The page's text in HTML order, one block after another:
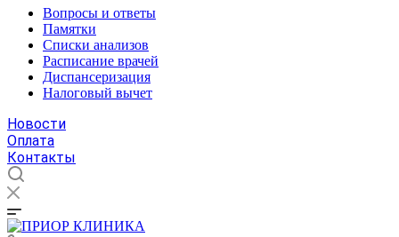
Вопросы и ответы
Памятки
Списки анализов
Расписание врачей
Диспансеризация
Налоговый вычет
Новости
Оплата
Контакты